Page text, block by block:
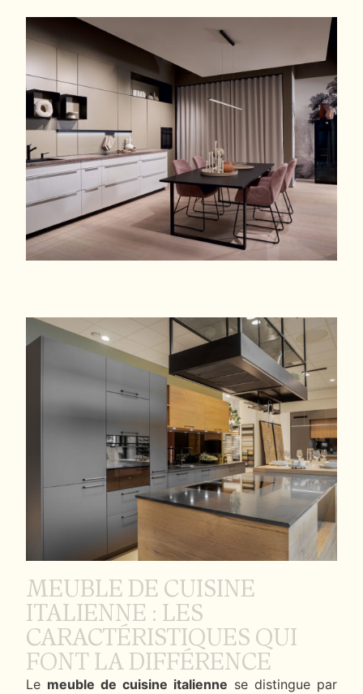
MEUBLE DE CUISINE
ITALIENNE : LES
CARACTÉRISTIQUES QUI
FONT LA DIFFÉRENCE
Le meuble de cuisine italienne se distingue par